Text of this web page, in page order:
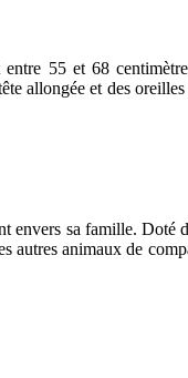
55 et 68
allongée et des
sa famille.
animaux de